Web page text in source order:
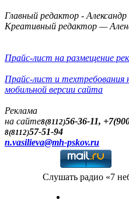
Главный редактор -
Креативный редактор —
Прайс-лист на размещение
Прайс-лист и техтребования
мобильной версии сайта
Реклама
на сайте8(8112)56-36-11,
8(8112)57-51-94
n.vasilieva@mh-pskov.ru
Слушать радио «7